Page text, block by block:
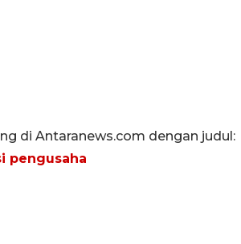
di Antaranews.com dengan judul:
pengusaha